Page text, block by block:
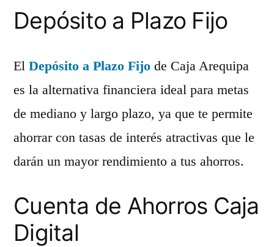
Depósito a Plazo Fijo
El Depósito a Plazo Fijo de Caja Arequipa
es la alternativa financiera ideal para metas
de mediano y largo plazo, ya que te permite
ahorrar con tasas de interés atractivas que le
darán un mayor rendimiento a tus ahorros.
Cuenta de Ahorros Caja
Digital